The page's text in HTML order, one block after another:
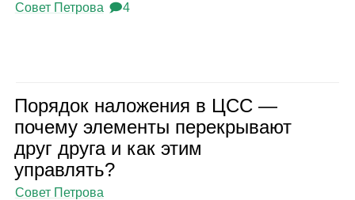
Совет Петрова 🗩4
Поря­док нало­же­ния в ЦСС —
почему эле­менты пере­кры­вают
друг друга и как этим
управ­лять?
Совет Петрова